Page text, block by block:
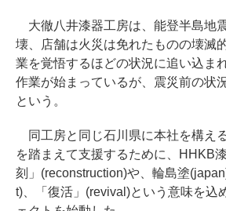
大徹八井漆器工房は、能登半島地
壊、店舗は火災は免れたものの壊滅
業を覚悟するほどの状況に追い込ま
作業が始まっているが、震災前の状
という。
同工房と同じ石川県に本社を構え
を踏まえて支援するために、HHKB
刻」(reconstruction)や、輪島塗
t)、「復活」(revival)という意味を込